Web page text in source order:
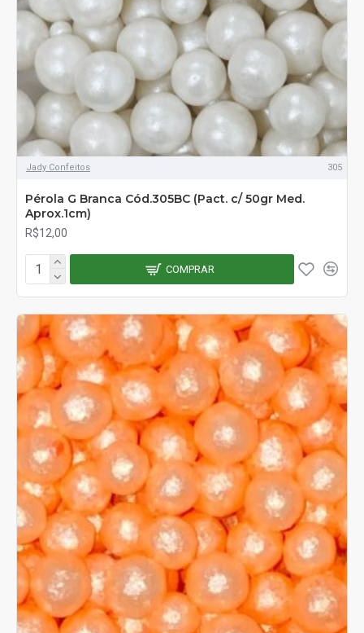
Jady Confeitos 305
Pérola G Branca Cód.305BC (Pact. c/ 50gr Med.
Aprox.1cm)
R$12,00
COMPRAR